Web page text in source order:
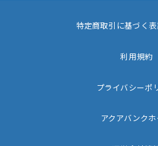
特定商取引に基づく
利用規約
プライバシーポ
アクアバンク